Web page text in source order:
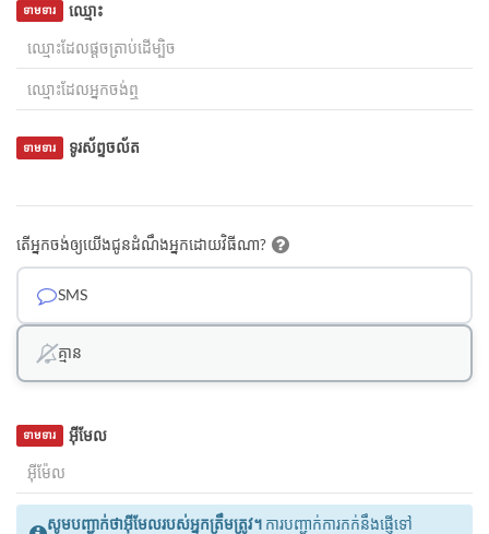
ឈ្មោះ
ទាមទារ
ទូរស័ព្ទចល័ត
ទាមទារ
តើអ្នកចង់ឲ្យយើងជូនដំណឹងអ្នកដោយវិធីណា?
SMS
គ្មាន
អ៊ីមែល
ទាមទារ
សូមបញ្ជាក់ថាអ៊ីមែលរបស់អ្នកត្រឹមត្រូវ។ ការបញ្ជាក់ការកក់នឹងផ្ញើទៅ